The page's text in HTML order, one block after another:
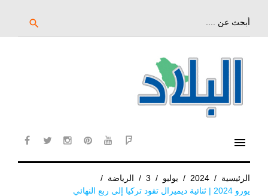
search
menu
الرئيسية /
2024
/ يوليو /
3
/ الرياضة /
يورو 2024 | ثنائية ديميرال تقود تركيا إلى ربع النهائي